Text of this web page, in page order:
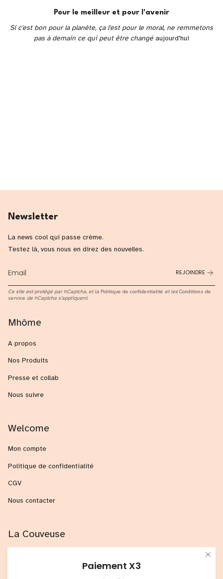
Paiement X3
Pour le meilleur et pour l'avenir
Si c'est bon pour la planète, ça l'est pour le moral, ne remmetons
pas à demain ce qui peut être changéaujourd'hui
Newsletter
La news cool qui passe crème.
Testez là, vous nous en direz des nouvelles.
REJOINDRE
Ce site est protégé par hCaptcha, et la Politique de confidentialité et lesConditions de
service de hCaptcha s’appliquent.
Mhôme
A propos
Nos Produits
Presse et collab
Nous suivre
Welcome
Mon compte
Politique de confidentialité
CGV
Nous contacter
La Couveuse